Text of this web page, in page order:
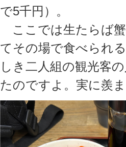
で5千円）。
ここでは生たらば
てその場で食べられ
しき二人組の観光客
たのですよ。実に羨